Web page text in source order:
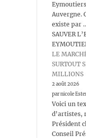
Auvergne.
existe par
SAUVER
LE
SURTOUT
MILLIONS
2 août 2026
par nicole
Voici un
d’artistes,
Président
Conseil